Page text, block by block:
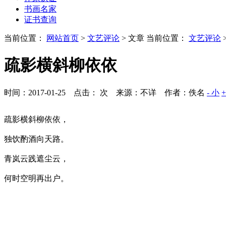
书画名家
证书查询
当前位置： 网站首页 > 文艺评论 > 文章 当前位置： 文艺评论
疏影横斜柳依依
时间：2017-01-25 点击： 次 来源：不详 作者：佚名 - 小
疏影横斜柳依依，
独饮酌酒向天路。
青岚云践遮尘云，
何时空明再出户。